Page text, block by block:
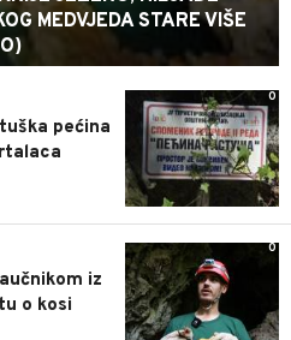
MEDVJEDA STARE VIŠE
0
pećina
0
iz
o kosi